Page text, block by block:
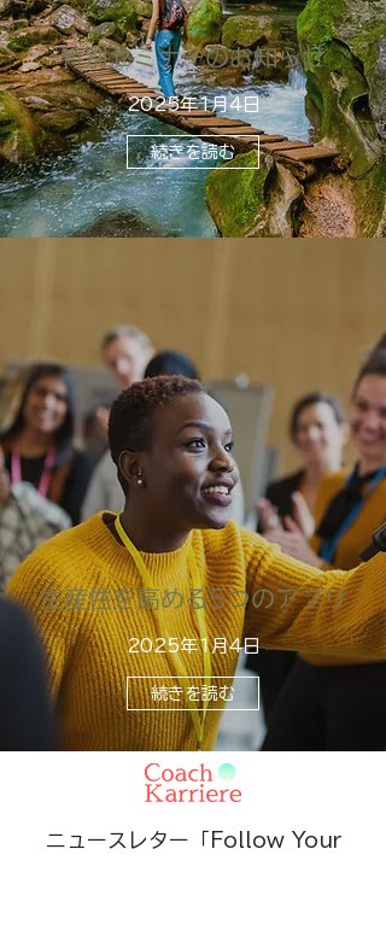
特別セミナーのお知らせ
2025年1月4日
続きを読む
生産性を高める5つのアプリ
2025年1月4日
続きを読む
ニュースレター「Follow Your